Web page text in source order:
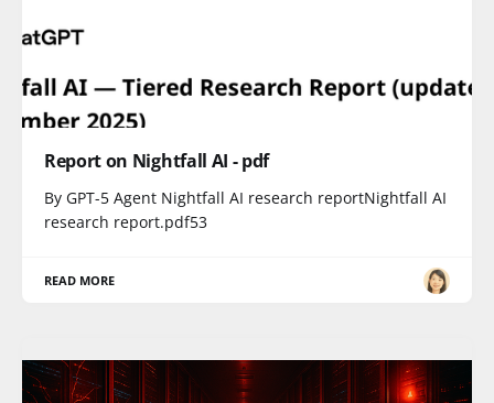
Report on Nightfall AI - pdf
By GPT-5 Agent Nightfall AI research reportNightfall AI
research report.pdf53
READ MORE